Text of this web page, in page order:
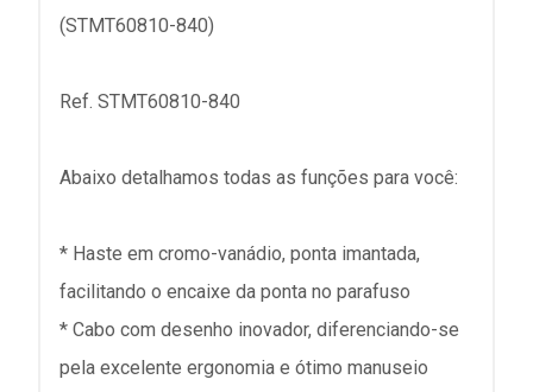
(STMT60810-840)
Ref. STMT60810-840
Abaixo detalhamos todas as funções para você:
* Haste em cromo-vanádio, ponta imantada,
facilitando o encaixe da ponta no parafuso
* Cabo com desenho inovador, diferenciando-se
pela excelente ergonomia e ótimo manuseio